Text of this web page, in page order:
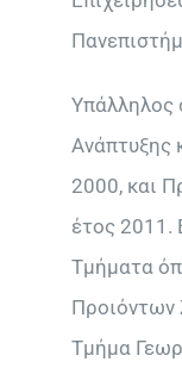
Υπάλληλος
Ανάπτυξης
2000, και
έτος 2011.
Τμήματα
Προιόντων
Τμήμα